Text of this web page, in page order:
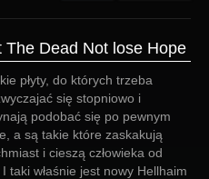
The Dead Not lose Hope
płyty, do których trzeba
się stopniowo i
podobać się po pewnym
a są takie które zaskakują
i cieszą człowieka od
taki właśnie jest nowy Hellhaim